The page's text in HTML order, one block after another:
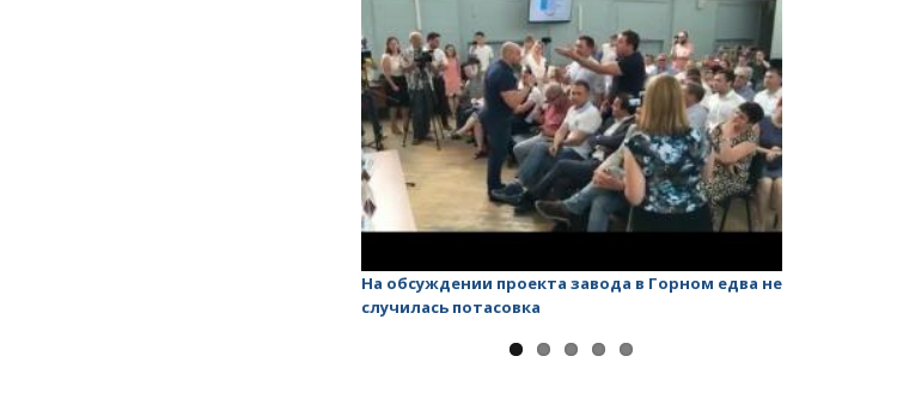
На обсуждении проекта завода в Горном едва не
случилась потасовка